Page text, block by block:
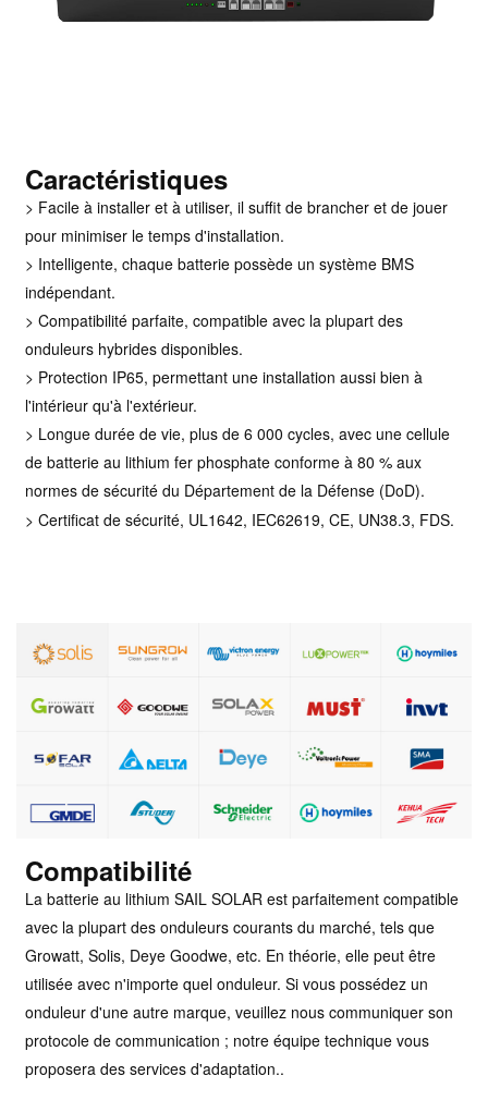
Caractéristiques
> Facile à installer et à utiliser, il suffit de brancher et de jouer
pour minimiser le temps d'installation.
> Intelligente, chaque batterie possède un système BMS
indépendant.
> Compatibilité parfaite, compatible avec la plupart des
onduleurs hybrides disponibles.
> Protection IP65, permettant une installation aussi bien à
l'intérieur qu'à l'extérieur.
> Longue durée de vie, plus de 6 000 cycles, avec une cellule
de batterie au lithium fer phosphate conforme à 80 % aux
normes de sécurité du Département de la Défense (DoD).
> Certificat de sécurité, UL1642, IEC62619, CE, UN38.3, FDS.
Compatibilité
La batterie au lithium SAIL SOLAR est parfaitement compatible
avec la plupart des onduleurs courants du marché, tels que
Growatt, Solis, Deye Goodwe, etc. En théorie, elle peut être
utilisée avec n'importe quel onduleur. Si vous possédez un
onduleur d'une autre marque, veuillez nous communiquer son
protocole de communication ; notre équipe technique vous
proposera des services d'adaptation..